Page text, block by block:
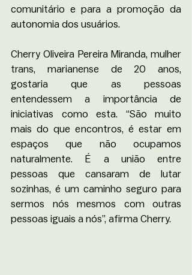
comunitário e para a promoção da
autonomia dos usuários.
Cherry Oliveira Pereira Miranda, mulher
trans, marianense de 20 anos,
gostaria que as pessoas
entendessem a importância de
iniciativas como esta. “São muito
mais do que encontros, é estar em
espaços que não ocupamos
naturalmente. É a união entre
pessoas que cansaram de lutar
sozinhas, é um caminho seguro para
sermos nós mesmos com outras
pessoas iguais a nós”, afirma Cherry.